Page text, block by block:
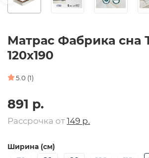
Матрас Фабрика сна
120х190
5.0 (1)
891 р.
Рассрочка от 149 р.
Ширина (см)